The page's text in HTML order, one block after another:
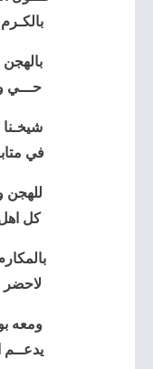
حـــي
في
للهجن
كل اهل
لاحضر
ومعه
يدعــم